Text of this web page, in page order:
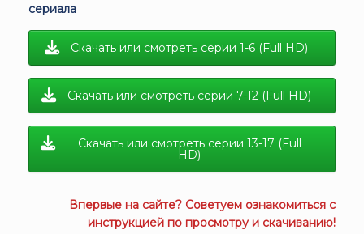
сериала
Скачать или смотреть серии 1-6 (Full HD)
Скачать или смотреть серии 7-12 (Full HD)
Скачать или смотреть серии 13-17 (Full
HD)
Впервые на сайте? Советуем ознакомиться с
инструкцией по просмотру и скачиванию!